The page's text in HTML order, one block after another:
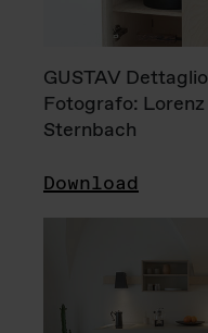
GUSTAV Dettaglio
Fotografo: Lorenz
Sternbach
Download